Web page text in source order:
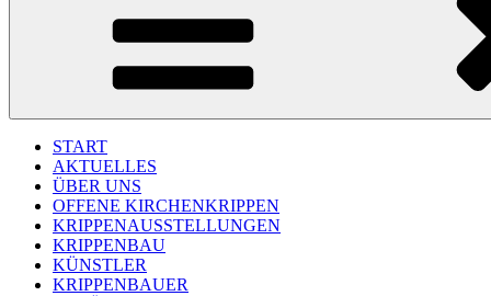
START
AKTUELLES
ÜBER UNS
OFFENE KIRCHENKRIPPEN
KRIPPENAUSSTELLUNGEN
KRIPPENBAU
KÜNSTLER
KRIPPENBAUER